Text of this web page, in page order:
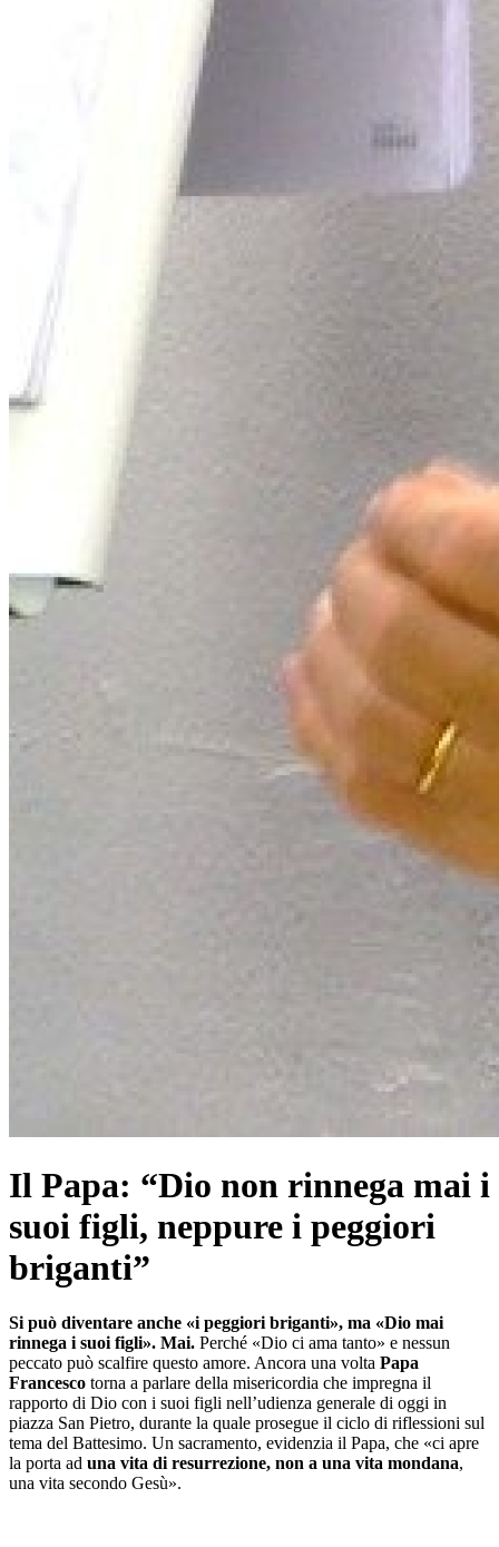
Il Papa: “Dio non rinnega mai i
suoi figli, neppure i peggiori
briganti”
Si può diventare anche «i peggiori briganti», ma «Dio mai
rinnega i suoi figli». Mai. Perché «Dio ci ama tanto» e nessun
peccato può scalfire questo amore. Ancora una volta Papa
Francesco torna a parlare della misericordia che impregna il
rapporto di Dio con i suoi figli nell’udienza generale di oggi in
piazza San Pietro, durante la quale prosegue il ciclo di riflessioni sul
tema del Battesimo. Un sacramento, evidenzia il Papa, che «ci apre
la porta ad una vita di resurrezione, non a una vita mondana,
una vita secondo Gesù».